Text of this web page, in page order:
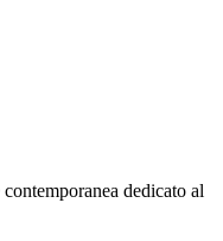
dedicato al